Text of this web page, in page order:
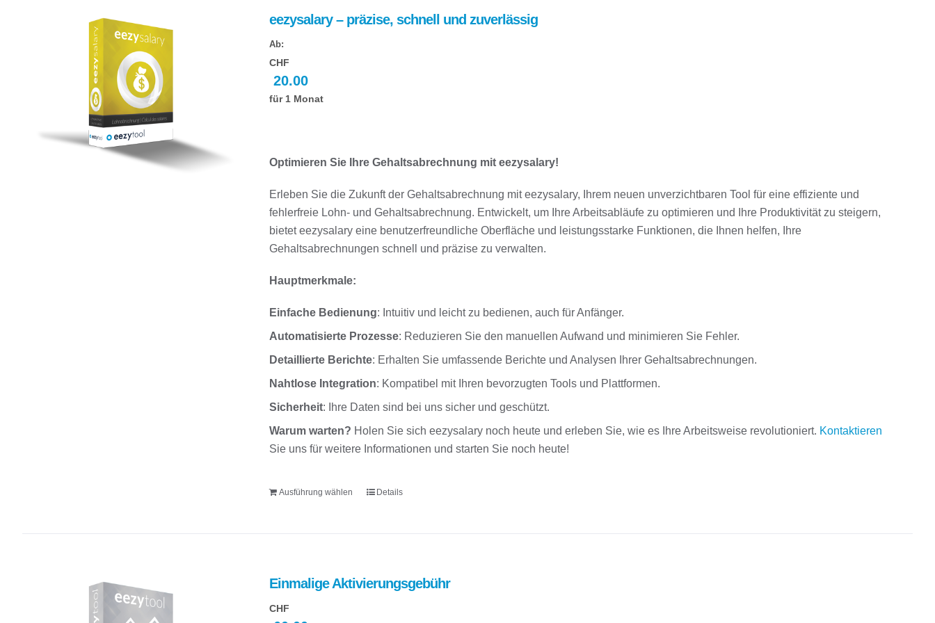
auf.
werden
eezysalary – präzise, schnell und zuverlässig
Ab:
CHF
20.00
für 1 Monat
Optimieren Sie Ihre Gehaltsabrechnung mit eezysalary!
Erleben Sie die Zukunft der Gehaltsabrechnung mit eezysalary, Ihrem neuen unverzichtbaren Tool für eine effiziente und
fehlerfreie Lohn- und Gehaltsabrechnung. Entwickelt, um Ihre Arbeitsabläufe zu optimieren und Ihre Produktivität zu steigern,
bietet eezysalary eine benutzerfreundliche Oberfläche und leistungsstarke Funktionen, die Ihnen helfen, Ihre
Gehaltsabrechnungen schnell und präzise zu verwalten.
Hauptmerkmale:
Einfache Bedienung: Intuitiv und leicht zu bedienen, auch für Anfänger.
Automatisierte Prozesse: Reduzieren Sie den manuellen Aufwand und minimieren Sie Fehler.
Detaillierte Berichte: Erhalten Sie umfassende Berichte und Analysen Ihrer Gehaltsabrechnungen.
Nahtlose Integration: Kompatibel mit Ihren bevorzugten Tools und Plattformen.
Sicherheit: Ihre Daten sind bei uns sicher und geschützt.
Warum warten? Holen Sie sich eezysalary noch heute und erleben Sie, wie es Ihre Arbeitsweise revolutioniert. Kontaktieren
Sie uns für weitere Informationen und starten Sie noch heute!
Ausführung wählen
Dieses
auf.
Details
Einmalige Aktivierungsgebühr
CHF